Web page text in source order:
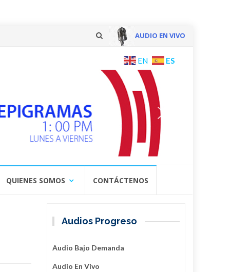
AUDIO EN VIVO
content
EN ES
QUIENES SOMOS CONTÁCTENOS
Audios Progreso
Audio Bajo Demanda
Audio En Vivo